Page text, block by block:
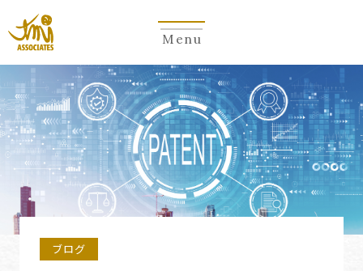
Menu
ブログ